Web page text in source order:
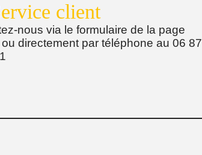
client
nous via le formulaire de la page
directement par téléphone au 06 87